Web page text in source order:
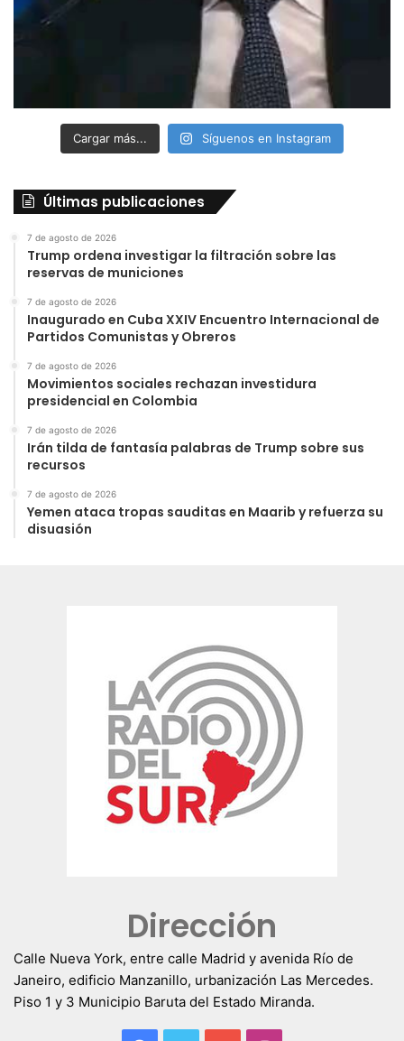
Cargar más... Síguenos en Instagram
Últimas publicaciones
7 de agosto de 2026
Trump ordena investigar la filtración sobre las
reservas de municiones
7 de agosto de 2026
Inaugurado en Cuba XXIV Encuentro Internacional de
Partidos Comunistas y Obreros
7 de agosto de 2026
Movimientos sociales rechazan investidura
presidencial en Colombia
7 de agosto de 2026
Irán tilda de fantasía palabras de Trump sobre sus
recursos
7 de agosto de 2026
Yemen ataca tropas sauditas en Maarib y refuerza su
disuasión
Dirección
Calle Nueva York, entre calle Madrid y avenida Río de
Janeiro, edificio Manzanillo, urbanización Las Mercedes.
Piso 1 y 3 Municipio Baruta del Estado Miranda.